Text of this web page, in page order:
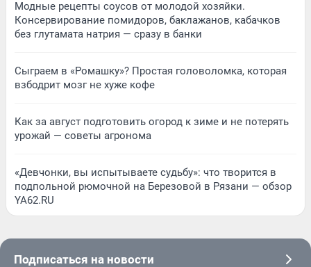
Модные рецепты соусов от молодой хозяйки.
Консервирование помидоров, баклажанов, кабачков
без глутамата натрия — сразу в банки
Сыграем в «Ромашку»? Простая головоломка, которая
взбодрит мозг не хуже кофе
Как за август подготовить огород к зиме и не потерять
урожай — советы агронома
«Девчонки, вы испытываете судьбу»: что творится в
подпольной рюмочной на Березовой в Рязани — обзор
YA62.RU
Подписаться на новости